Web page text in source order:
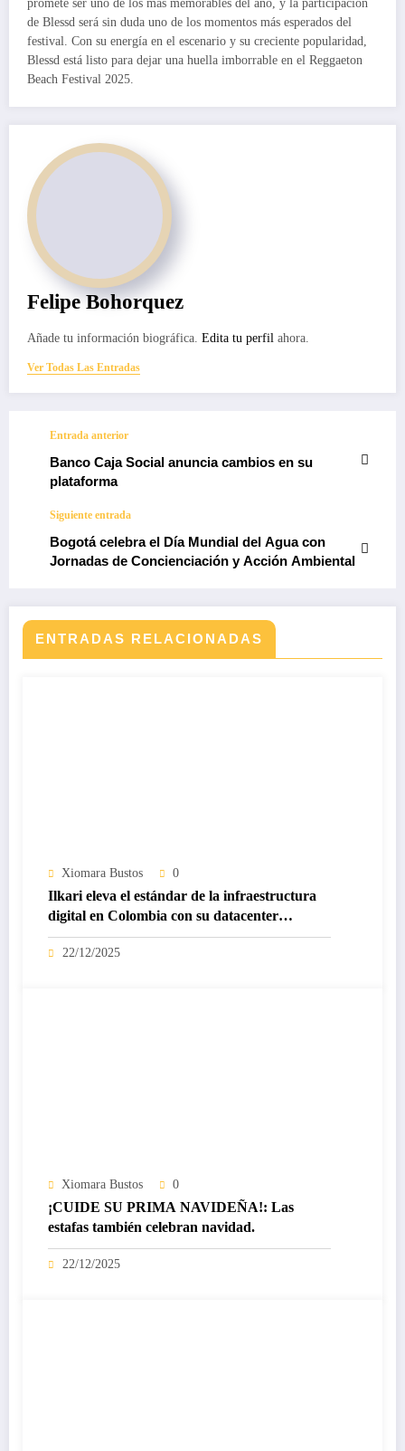
promete ser uno de los más memorables del año, y la participación
de Blessd será sin duda uno de los momentos más esperados del
festival. Con su energía en el escenario y su creciente popularidad,
Blessd está listo para dejar una huella imborrable en el Reggaeton
Beach Festival 2025.
Felipe Bohorquez
Añade tu información biográfica. Edita tu perfil ahora.
Ver Todas Las Entradas
Entrada anterior
Banco Caja Social anuncia cambios en su
plataforma
Siguiente entrada
Bogotá celebra el Día Mundial del Agua con
Jornadas de Concienciación y Acción Ambiental
ENTRADAS RELACIONADAS
Xiomara Bustos 0
Ilkari eleva el estándar de la infraestructura
digital en Colombia con su datacenter
certificado Nivel IV de ICREA
22/12/2025
Xiomara Bustos 0
¡CUIDE SU PRIMA NAVIDEÑA!: Las
estafas también celebran navidad.
22/12/2025